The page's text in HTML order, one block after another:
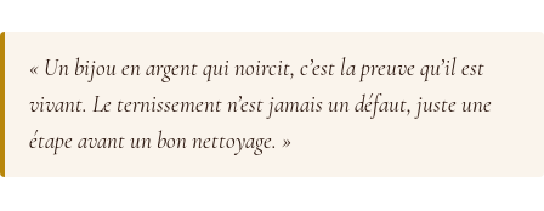
« Un bijou en argent qui noircit, c’est la preuve qu’il est
vivant. Le ternissement n’est jamais un défaut, juste une
étape avant un bon nettoyage. »